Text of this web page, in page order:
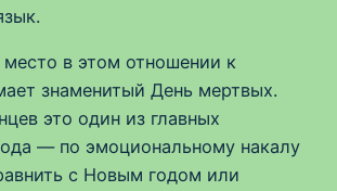
место в этом отношении к
знаменитый День мертвых.
это один из главных
— по эмоциональному накалу
с Новым годом или